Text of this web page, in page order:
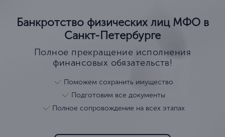
Банкротство физических лиц МФО в
Санкт-Петербурге
Полное прекращение исполнения
финансовых обязательств!
Поможем сохранить имущество
Подготовим все документы
Полное сопровождение на всех этапах